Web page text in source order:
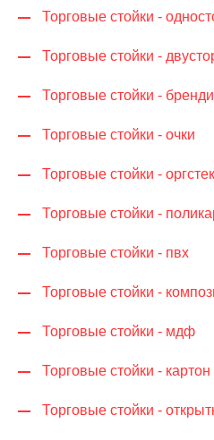
Торговые стойки -
Торговые стойки -
Торговые стойки -
Торговые стойки - очки
Торговые стойки -
Торговые стойки -
Торговые стойки - пвх
Торговые стойки -
Торговые стойки - мдф
Торговые стойки - картон
Торговые стойки -